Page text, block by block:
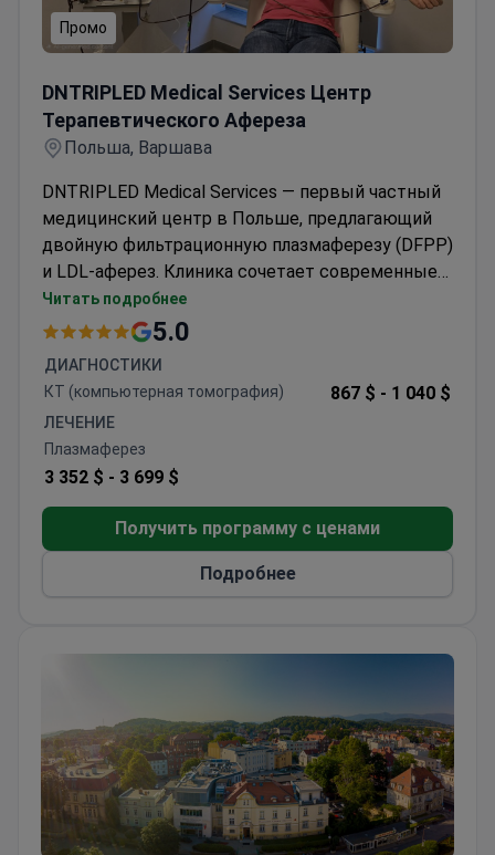
Промо
DNTRIPLED Medical Services Центр
Терапевтического Афереза
Польша, Варшава
DNTRIPLED Medical Services — первый частный
медицинский центр в Польше, предлагающий
двойную фильтрационную плазмаферезу (DFPP)
и LDL-аферез. Клиника сочетает современные
методы диагностики, расширенные
лабораторные исследования и индивидуально
пациента. Также она является
специализированным дистрибьютором
оборудования и фильтров для афереза, работая
напрямую с международными
производителями, что обеспечивает доступ к
новейшим технологиям, премиальным
системам и современным протоколам лечения.
Чаще всего клинику посещают пациенты из
Европы и стран Содружества, а также из США,
Читать подробнее
5.0
ДИАГНОСТИКИ
КТ (компьютерная томография)
867 $ - 1 040 $
ЛЕЧЕНИЕ
Плазмаферез
3 352 $ - 3 699 $
Получить программу с ценами
Подробнее